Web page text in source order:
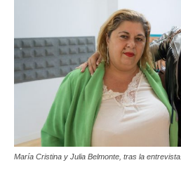
María Cristina y Julia Belmonte, tras la entrevista.